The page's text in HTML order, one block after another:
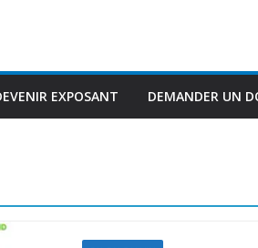
EXPOSANT DEMANDER UN